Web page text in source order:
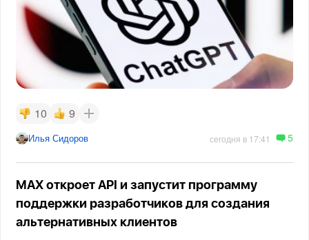
10 9
Илья Сидоров сегодня в 17:41 5
MAX откроет API и запустит программу
поддержки разработчиков для создания
альтернативных клиентов